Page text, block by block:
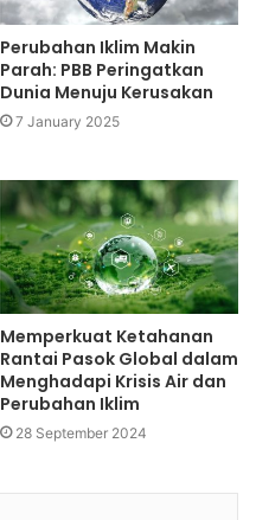
Perubahan Iklim Makin
Parah: PBB Peringatkan
Dunia Menuju Kerusakan
7 January 2025
Memperkuat Ketahanan
Rantai Pasok Global dalam
Menghadapi Krisis Air dan
Perubahan Iklim
28 September 2024